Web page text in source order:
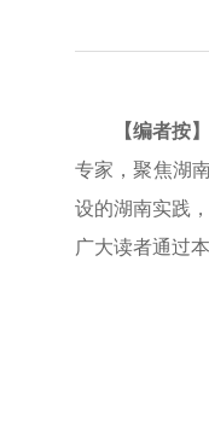
【编者按】
专家，聚焦湖
设的湖南实践
广大读者通过